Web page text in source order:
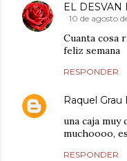
EL DESVAN
10 de agosto
Cuanta cosa
feliz semana
RESPONDER
Raquel Grau
una caja muy
muchoooo,
RESPONDER